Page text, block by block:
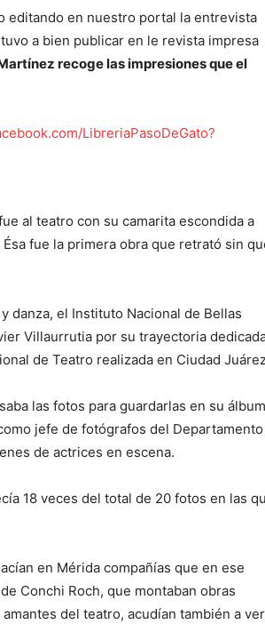
editando en nuestro portal la entrevista
a bien publicar en le revista impresa
recoge las impresiones que el
LibreriaPasoDeGato?
al teatro con su camarita escondida a
fue la primera obra que retrató sin
danza, el Instituto Nacional de Bellas
Villaurrutia por su trayectoria
de Teatro realizada en Ciudad
las fotos para guardarlas en su álbum
jefe de fotógrafos del Departamento
de actrices en escena.
18 veces del total de 20 fotos en las
en Mérida compañías que en ese
Conchi Roch, que montaban obras
del teatro, acudían también a ver